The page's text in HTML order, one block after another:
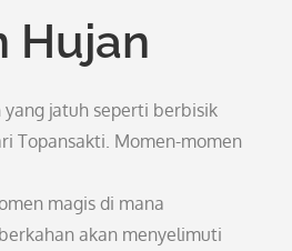
Hujan
jatuh seperti berbisik
Topansakti. Momen-momen
magis di mana
akan menyelimuti